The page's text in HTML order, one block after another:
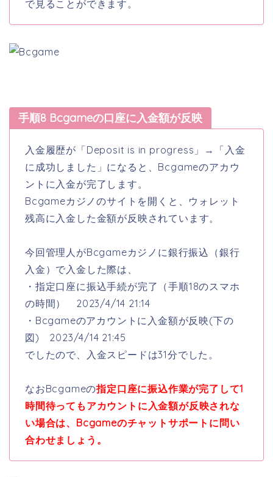
で見ることができます。
手順8 Bcgameの口座に入金額が反映
入金履歴が「Deposit is in progress」→「入金
に成功しました」になると、Bcgameのアカウ
ントに入金が完了します。
Bcgameカジノのサイトを開くと、ウォレット
残高に入金した金額が反映されています。
今回管理人がBcgameカジノに銀行振込（銀行
入金）で入金した際は、
・指定口座に振込手続が完了（手順18のスマホ
の時間） 2023/4/14 21:14
・Bcgameのアカウントに入金額が反映(下の
図) 2023/4/14 21:45
でしたので、入金スピードは31分でした。
なおBcgameの指定口座に振込作業が完了して1
時間待ってもアカウントに入金額が反映されな
い場合は、Bcgameのチャットサポートに問い
合わせましょう。